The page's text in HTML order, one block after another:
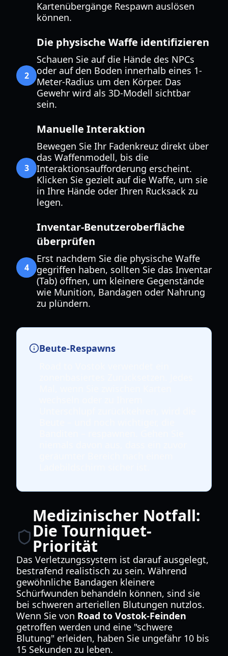
Kartenübergänge Respawn auslösen
können.
2
Die physische Waffe identifizieren
Schauen Sie auf die Hände des NPCs
oder auf den Boden innerhalb eines 1-
Meter-Radius um den Körper. Das
Gewehr wird als 3D-Modell sichtbar
sein.
3
Manuelle Interaktion
Bewegen Sie Ihr Fadenkreuz direkt über
das Waffenmodell, bis die
Interaktionsaufforderung erscheint.
Klicken Sie gezielt auf die Waffe, um sie
in Ihre Hände oder Ihren Rucksack zu
legen.
4
Inventar-Benutzeroberfläche
überprüfen
Erst nachdem Sie die physische Waffe
gegriffen haben, sollten Sie das Inventar
(Tab) öffnen, um kleinere Gegenstände
wie Munition, Bandagen oder Nahrung
zu plündern.
Beute-Respawns
Medizinischer Notfall:
Die Tourniquet-
Priorität
Das Verletzungssystem ist darauf ausgelegt,
bestrafend realistisch zu sein. Während
gewöhnliche Bandagen kleinere
Schürfwunden behandeln können, sind sie
bei schweren arteriellen Blutungen nutzlos.
Wenn Sie von Road to Vostok-Feinden
getroffen werden und eine "schwere
Blutung" erleiden, haben Sie ungefähr 10 bis
15 Sekunden zu leben.